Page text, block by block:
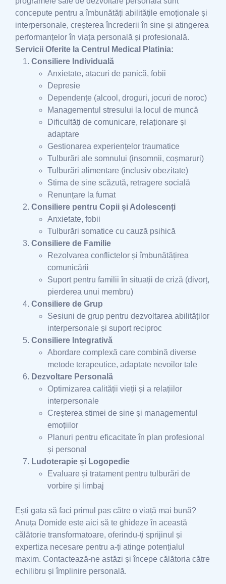
concepute pentru a îmbunătăți abilitățile emoționale și
interpersonale, creșterea încrederii în sine și atingerea
performanțelor în viața personală și profesională.
Servicii Oferite la Centrul Medical Platinia:
Consiliere Individuală
Anxietate, atacuri de panică, fobii
Depresie
Dependențe (alcool, droguri, jocuri de noroc)
Managementul stresului la locul de muncă
Dificultăți de comunicare, relaționare și
adaptare
Gestionarea experiențelor traumatice
Tulburări ale somnului (insomnii, coșmaruri)
Tulburări alimentare (inclusiv obezitate)
Stima de sine scăzută, retragere socială
Renunțare la fumat
Consiliere pentru Copii și Adolescenți
Anxietate, fobii
Tulburări somatice cu cauză psihică
Consiliere de Familie
Rezolvarea conflictelor și îmbunătățirea
comunicării
Suport pentru familii în situații de criză (divorț,
pierderea unui membru)
Consiliere de Grup
Sesiuni de grup pentru dezvoltarea abilităților
interpersonale și suport reciproc
Consiliere Integrativă
Abordare complexă care combină diverse
metode terapeutice, adaptate nevoilor tale
Dezvoltare Personală
Optimizarea calității vieții și a relațiilor
interpersonale
Creșterea stimei de sine și managementul
emoțiilor
Planuri pentru eficacitate în plan profesional
și personal
Ludoterapie și Logopedie
Evaluare și tratament pentru tulburări de
vorbire și limbaj
Ești gata să faci primul pas către o viață mai bună?
Anuța Domide este aici să te ghideze în această
călătorie transformatoare, oferindu-ți sprijinul și
expertiza necesare pentru a-ți atinge potențialul
maxim. Contactează-ne astăzi și începe călătoria către
echilibru și împlinire personală.